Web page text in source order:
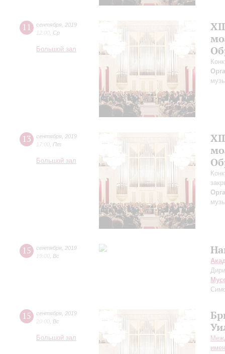
11 сентября 2019
12:00 Ср
Большой зал
13 сентября 2019
17:00 Пт
Большой зал
15 сентября 2019
19:00 Вс
15 сентября 2019
20:00 Вс
Большой зал